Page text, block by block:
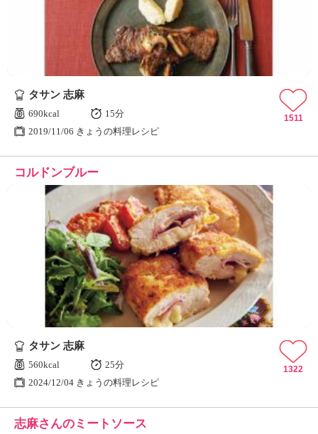
タサン 志麻
690kcal
15分
2019/11/06 きょうの料理レシピ
1511
コルドンブルー
タサン 志麻
560kcal
25分
2024/12/04 きょうの料理レシピ
1322
志麻さんのミートソース